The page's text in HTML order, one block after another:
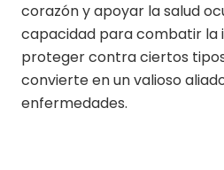
corazón y apoyar la salud
capacidad para combatir la
proteger contra ciertos
convierte en un valioso
enfermedades.